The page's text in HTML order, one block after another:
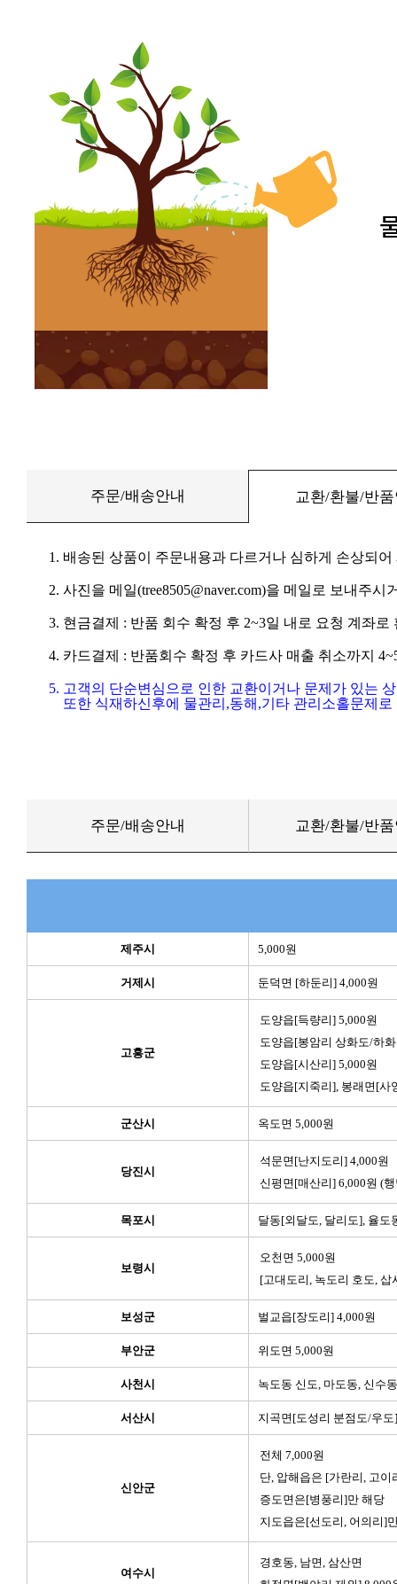
주문/배송안내 교환/환불/반
1. 배송된 상품이 주문내용과 다르거나 심하게 손상되
2. 사진을 메일(tree8505@naver.com)을 메일로 보내주시
3. 현금결제 : 반품 회수 확정 후 2~3일 내로 요청 계좌로
4. 카드결제 : 반품회수 확정 후 카드사 매출 취소까지
5. 고객의 단순변심으로 인한 교환이거나 문제가 있는
또한 식재하신후에 물관리,동해,기타 관리소홀문제로
주문/배송안내 교환/환불/반
제주시 5,000원
거제시 둔덕면 [하둔리] 4,000원
고흥군
도양읍[득량리] 5,000원
도양읍[봉암리 상화도/하
도양읍[시산리] 5,000원
도양읍[지죽리], 봉래면[사
군산시 옥도면 5,000원
당진시
석문면[난지도리] 4,000원
신평면[매산리] 6,000원 (
목포시 달동[외달도, 달리도], 율도
보령시
오천면 5,000원
[고대도리, 녹도리 호도,
보성군 벌교읍[장도리] 4,000원
부안군 위도면 5,000원
사천시 녹도동 신도, 마도동, 신수
서산시 지곡면[도성리 분점도/우도
신안군
전체 7,000원
단, 압해읍은 [가란리, 고이
증도면은[병풍리]만 해당
지도읍은[선도리, 어의리]
여수시
경호동, 남면, 삼산면